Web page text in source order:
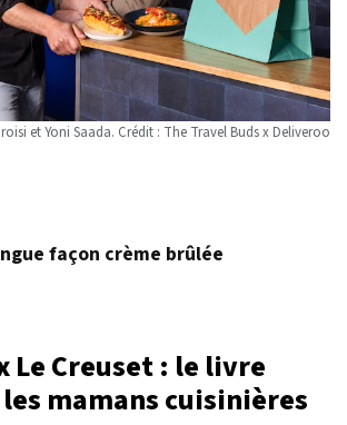
et Yoni Saada. Crédit : The Travel Buds x Deliveroo
façon crème brûlée
Le Creuset : le livre
mamans cuisinières